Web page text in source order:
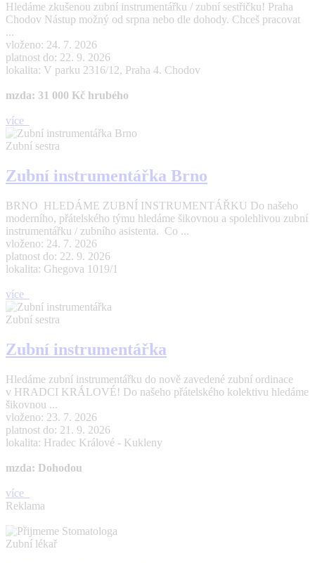
Hledáme zkušenou zubní instrumentářku / zubní sestřičku! Praha
Chodov Nástup možný od srpna nebo dle dohody. Chceš pracovat
...
vloženo: 24. 7. 2026
platnost do: 22. 9. 2026
lokalita: V parku 2316/12, Praha 4. Chodov
mzda: 31 000 Kč hrubého
více
Zubní sestra
Zubní instrumentářka Brno
BRNO HLEDÁME ZUBNÍ INSTRUMENTÁŘKU Do našeho
moderního, přátelského týmu hledáme šikovnou a spolehlivou zubní
instrumentářku / zubního asistenta. Co ...
vloženo: 24. 7. 2026
platnost do: 22. 9. 2026
lokalita: Ghegova 1019/1
více
Zubní sestra
Zubní instrumentářka
Hledáme zubní instrumentářku do nově zavedené zubní ordinace
v HRADCI KRÁLOVÉ! Do našeho přátelského kolektivu hledáme
šikovnou ...
vloženo: 23. 7. 2026
platnost do: 21. 9. 2026
lokalita: Hradec Králové - Kukleny
mzda: Dohodou
více
Reklama
Zubní lékař